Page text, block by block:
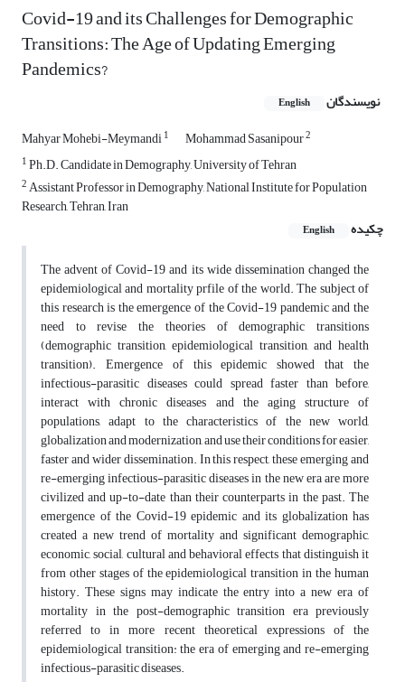
Covid-19 and its Challenges for Demographic
Transitions: The Age of Updating Emerging
Pandemics?
نویسندگان English
Mahyar Mohebi-Meymandi1 Mohammad Sasanipour2
1Ph.D. Candidate in Demography, University of Tehran
2Assistant Professor in Demography, National Institute for Population
Research, Tehran, Iran
چکیده
English
The advent of Covid-19 and its wide dissemination changed the
epidemiological and mortality prfile of the world. The subject of
this research is the emergence of the Covid-19 pandemic and the
need to revise the theories of demographic transitions
(demographic transition, epidemiological transition, and health
transition). Emergence of this epidemic showed that the
infectious-parasitic diseases could spread faster than before,
interact with chronic diseases and the aging structure of
populations, adapt to the characteristics of the new world,
globalization and modernization, and use their conditions for easier,
faster and wider dissemination. In this respect, these emerging and
re-emerging infectious-parasitic diseases in the new era are more
civilized and up-to-date than their counterparts in the past. The
emergence of the Covid-19 epidemic and its globalization has
created a new trend of mortality and significant demographic,
economic, social, cultural and behavioral effects that distinguish it
from other stages of the epidemiological transition in the human
history. These signs may indicate the entry into a new era of
mortality in the post-demographic transition era previously
referred to in more recent theoretical expressions of the
epidemiological transition: the era of emerging and re-emerging
infectious-parasitic diseases.